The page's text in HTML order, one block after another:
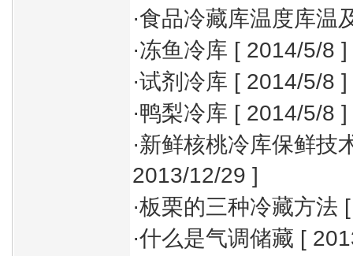
·食品冷藏库温度库温
·冻鱼冷库 [ 2014/5/8 ]
·试剂冷库 [ 2014/5/8 ]
·鸭梨冷库 [ 2014/5/8 ]
·新鲜核桃冷库保鲜技
2013/12/29 ]
·板栗的三种冷藏方法
·什么是气调储藏 [